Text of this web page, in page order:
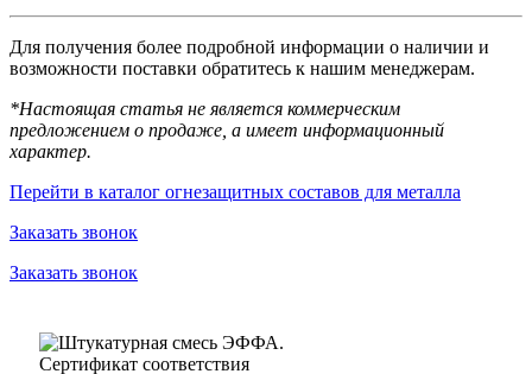
Для получения более подробной информации о наличии и
возможности поставки обратитесь к нашим менеджерам.
*Настоящая статья не является коммерческим
предложением о продаже, а имеет информационный
характер.
Перейти в каталог огнезащитных составов для металла
Заказать звонок
Заказать звонок